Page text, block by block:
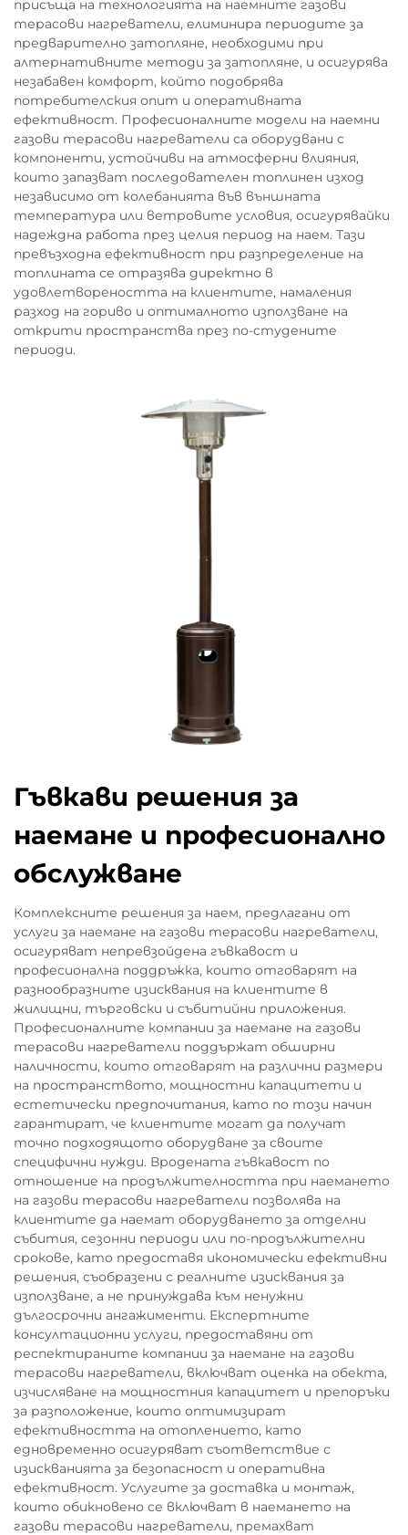
присъща на технологията на наемните газови
терасови нагреватели, елиминира периодите за
предварително затопляне, необходими при
алтернативните методи за затопляне, и осигурява
незабавен комфорт, който подобрява
потребителския опит и оперативната
ефективност. Професионалните модели на наемни
газови терасови нагреватели са оборудвани с
компоненти, устойчиви на атмосферни влияния,
които запазват последователен топлинен изход
независимо от колебанията във външната
температура или ветровите условия, осигурявайки
надеждна работа през целия период на наем. Тази
превъзходна ефективност при разпределение на
топлината се отразява директно в
удовлетвореността на клиентите, намаления
разход на гориво и оптималното използване на
открити пространства през по-студените
периоди.
Гъвкави решения за
наемане и професионално
обслужване
Комплексните решения за наем, предлагани от
услуги за наемане на газови терасови нагреватели,
осигуряват непревзойдена гъвкавост и
професионална поддръжка, които отговарят на
разнообразните изисквания на клиентите в
жилищни, търговски и събитийни приложения.
Професионалните компании за наемане на газови
терасови нагреватели поддържат обширни
наличности, които отговарят на различни размери
на пространството, мощностни капацитети и
естетически предпочитания, като по този начин
гарантират, че клиентите могат да получат
точно подходящото оборудване за своите
специфични нужди. Вродената гъвкавост по
отношение на продължителността при наемането
на газови терасови нагреватели позволява на
клиентите да наемат оборудването за отделни
събития, сезонни периоди или по-продължителни
срокове, като предоставя икономически ефективни
решения, съобразени с реалните изисквания за
използване, а не принуждава към ненужни
дългосрочни ангажименти. Експертните
консултационни услуги, предоставяни от
респектираните компании за наемане на газови
терасови нагреватели, включват оценка на обекта,
изчисляване на мощностния капацитет и препоръки
за разположение, които оптимизират
ефективността на отоплението, като
едновременно осигуряват съответствие с
изискванията за безопасност и оперативна
ефективност. Услугите за доставка и монтаж,
които обикновено се включват в наемането на
газови терасови нагреватели, премахват